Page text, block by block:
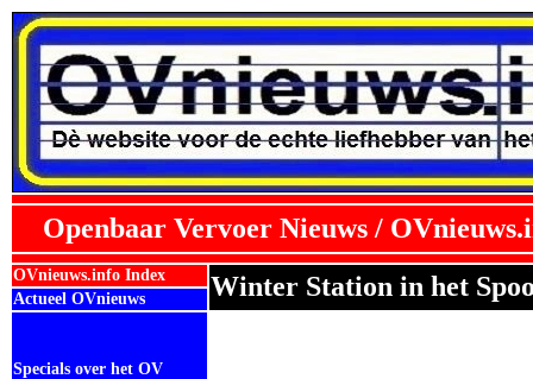
Openbaar Vervoer Nieuws /
OVnieuws.info Index Winter Station in het
Actueel OVnieuws
Specials over het OV